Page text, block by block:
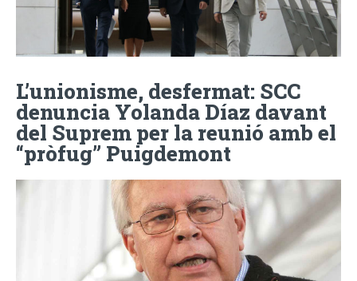
L’unionisme, desfermat: SCC
denuncia Yolanda Díaz davant
del Suprem per la reunió amb el
“pròfug” Puigdemont